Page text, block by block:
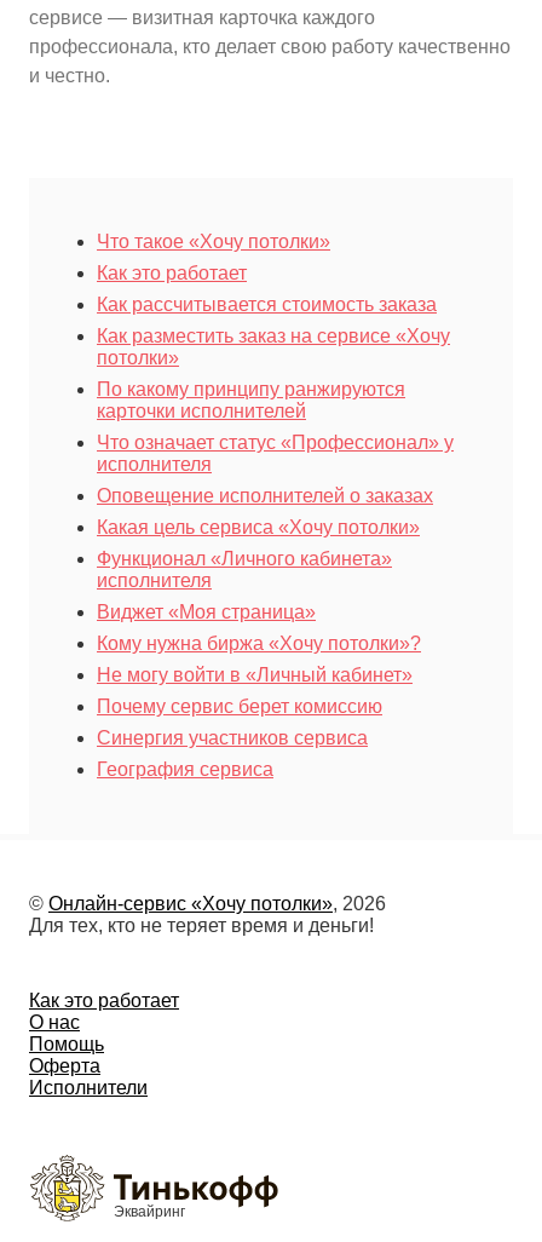
Что такое «Хочу потолки»
Как это работает
Как рассчитывается стоимость заказа
Как разместить заказ на сервисе «Хочу
потолки»
По какому принципу ранжируются
карточки исполнителей
Что означает статус «Профессионал» у
исполнителя
Оповещение исполнителей о заказах
Какая цель сервиса «Хочу потолки»
Функционал «Личного кабинета»
исполнителя
Виджет «Моя страница»
Кому нужна биржа «Хочу потолки»?
Не могу войти в «Личный кабинет»
Почему сервис берет комиссию
Синергия участников сервиса
География сервиса
сервисе — визитная карточка каждого
профессионала, кто делает свою работу качественно
и честно.
© Онлайн-сервис «Хочу потолки», 2026
Для тех, кто не теряет время и деньги!
Как это работает
О нас
Помощь
Оферта
Исполнители
Эквайринг